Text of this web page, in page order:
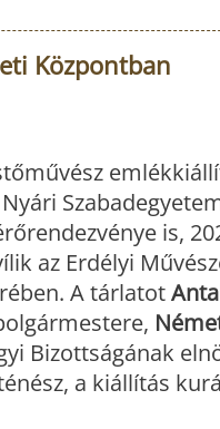
Központban
is,
az Erdélyi
A tárlatot
Bizottságának
a kiállítás